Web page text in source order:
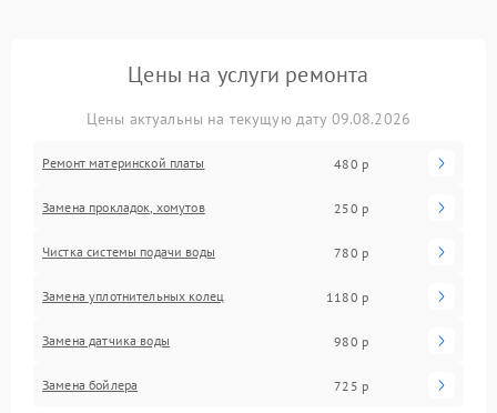
Цены на услуги ремонта
Цены актуальны на текущую дату 09.08.2026
Ремонт материнской платы 480 р
Замена прокладок, хомутов 250 р
Чистка системы подачи воды 780 р
Замена уплотнительных колец 1180 р
Замена датчика воды 980 р
Замена бойлера 725 р